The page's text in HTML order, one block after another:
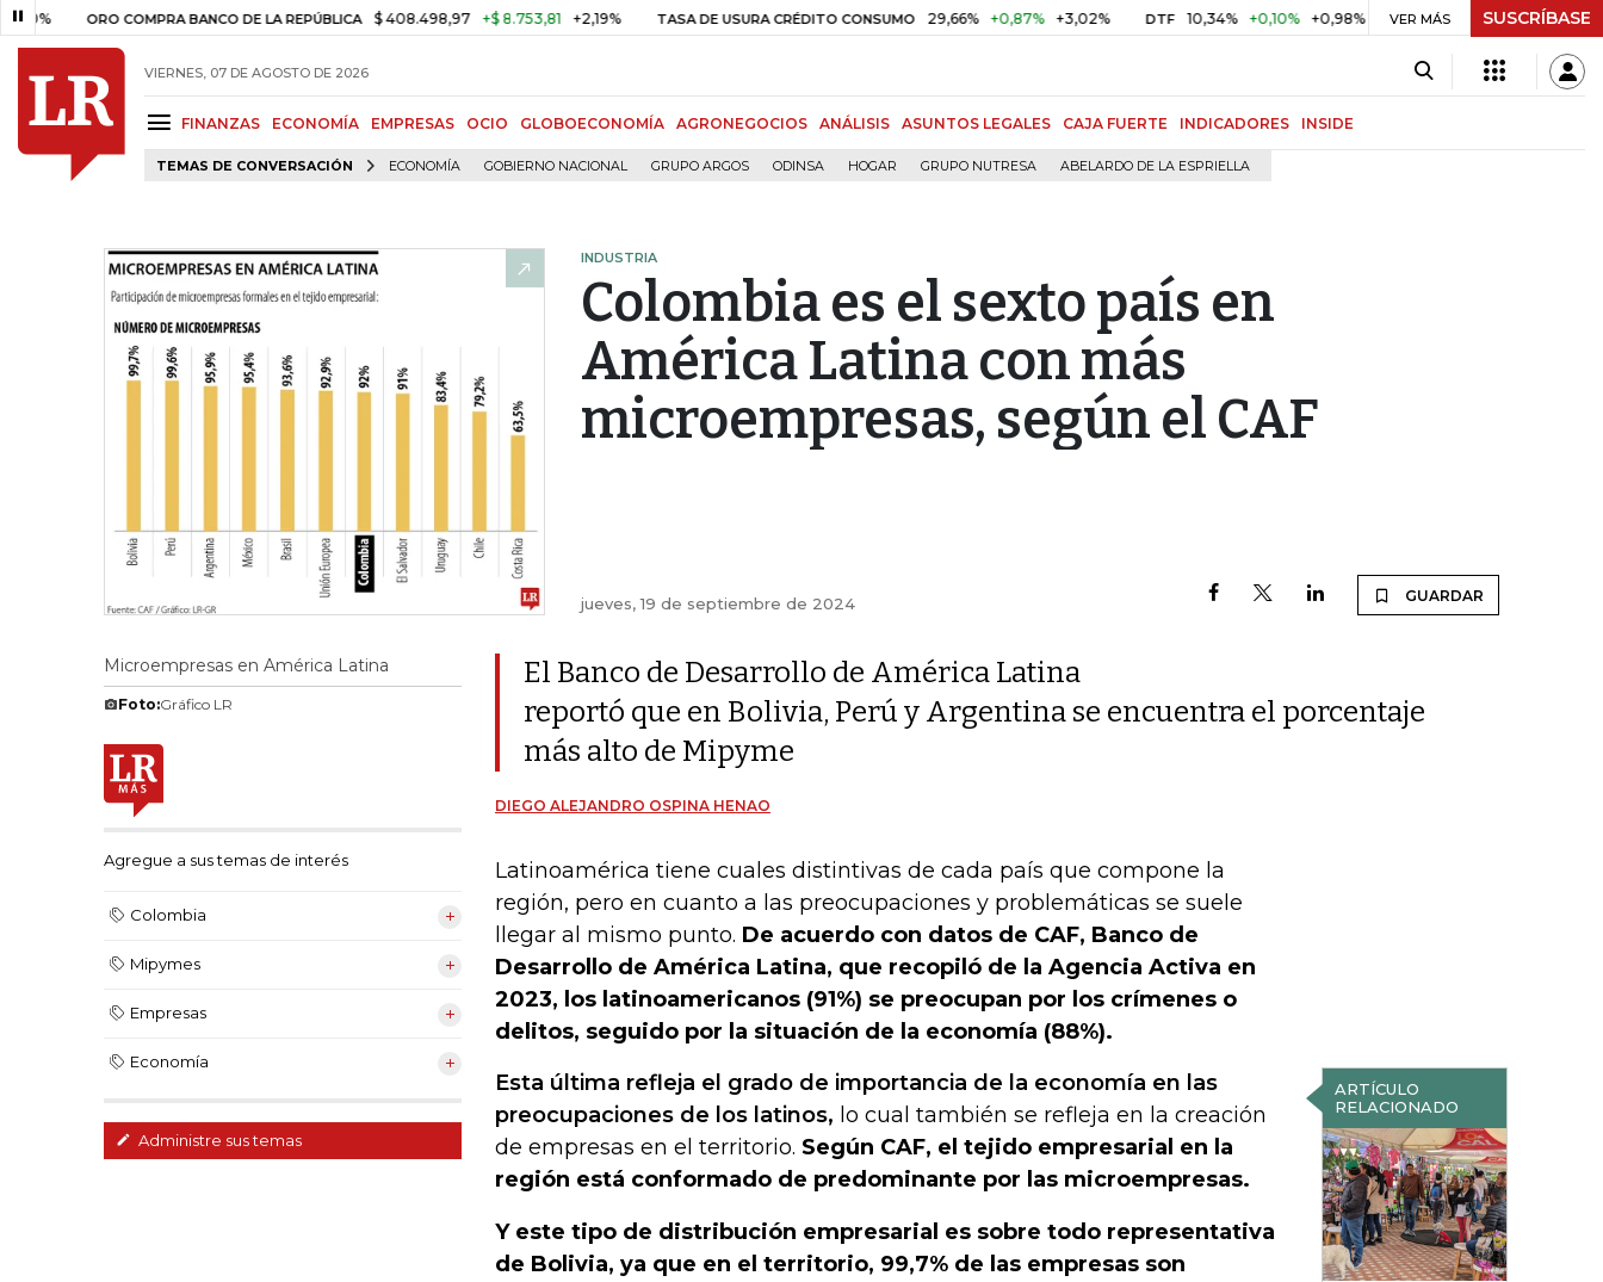
ORO COMPRA BANCO DE LA REPÚBLICA $ 408.498,97 +$ 8.753,81 +2,19% TASA DE USURA CRÉDITO CONSUMO 29,66% +0,87% +3,02% DTF 10,34% +0,10% +0,98% UVR $ 416,91 +$ 0,05 +0,01%
VER MÁS SUSCRÍBASE
VIERNES, 07 DE AGOSTO DE 2026
FINANZAS ECONOMÍA EMPRESAS OCIO GLOBOECONOMÍA AGRONEGOCIOS ANÁLISIS ASUNTOS LEGALES CAJA FUERTE INDICADORES INSIDE
TEMAS DE CONVERSACIÓN ECONOMÍA GOBIERNO NACIONAL GRUPO ARGOS ODINSA HOGAR GRUPO NUTRESA ABELARDO DE LA ESPRIELLA
INDUSTRIA
Colombia es el sexto país en
América Latina con más
microempresas, según el CAF
jueves, 19 de septiembre de 2024 GUARDAR
Microempresas en América Latina
Foto:Gráfico LR
Agregue a sus temas de interés
Colombia
Mipymes
Empresas
Economía
Administre sus temas
El Banco de Desarrollo de América Latina
reportó que en Bolivia, Perú y Argentina se encuentra el porcentaje
más alto de Mipyme
DIEGO ALEJANDRO OSPINA HENAO
Latinoamérica tiene cuales distintivas de cada país que compone la
región, pero en cuanto a las preocupaciones y problemáticas se suele
llegar al mismo punto. De acuerdo con datos de CAF, Banco de
Desarrollo de América Latina, que recopiló de la Agencia Activa en
2023, los latinoamericanos (91%) se preocupan por los crímenes o
delitos, seguido por la situación de la economía (88%).
ARTÍCULO
RELACIONADO
Esta última refleja el grado de importancia de la economía en las
preocupaciones de los latinos, lo cual también se refleja en la creación
de empresas en el territorio. Según CAF, el tejido empresarial en la
región está conformado de predominante por las microempresas.
Y este tipo de distribución empresarial es sobre todo representativa
de Bolivia, ya que en el territorio, 99,7% de las empresas son